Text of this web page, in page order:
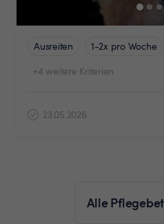
Ausreiten 1-2x pro Woche
+4 weitere Kriterien
23.05.2026
Alle